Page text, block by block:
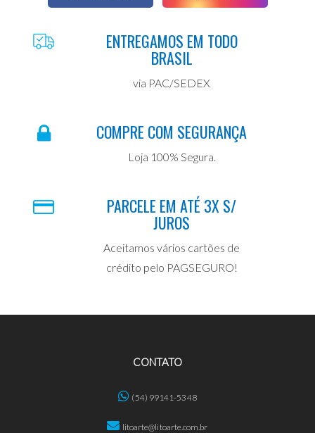
ENTREGAMOS EM TODO
BRASIL
via PAC/SEDEX
COMPRE COM SEGURANÇA
Loja 100% Segura.
PARCELE EM ATÉ 3X S/
JUROS
Aceitamos vários cartões de
crédito pelo PAGSEGURO!
CONTATO
(54) 99141-5348
litoarte@litoarte.com.br